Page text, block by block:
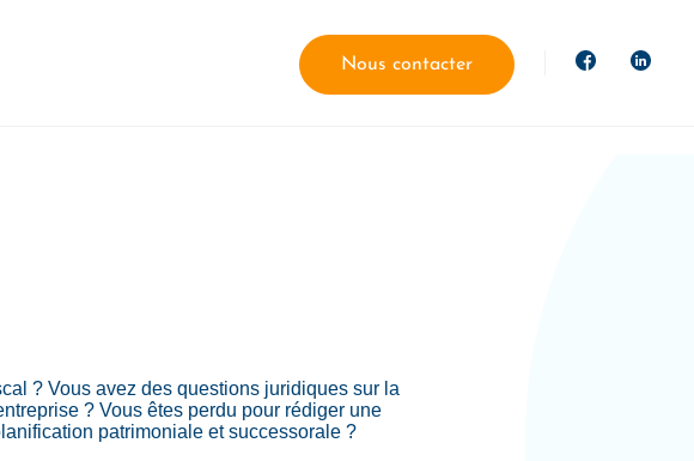
Nous contacter
? Vous avez des questions juridiques sur la
? Vous êtes perdu pour rédiger une
patrimoniale et successorale ?